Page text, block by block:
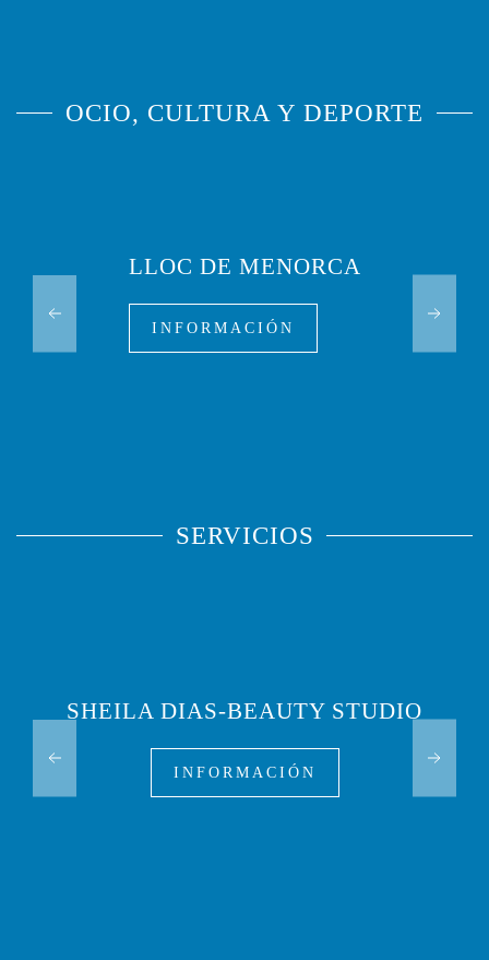
OCIO, CULTURA Y DEPORTE
LLOC DE MENORCA
INFORMACIÓN
SERVICIOS
SHEILA DIAS-BEAUTY STUDIO
INFORMACIÓN